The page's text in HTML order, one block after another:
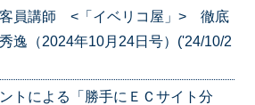
員講師 <「イベリコ屋」> 徹底
逸（2024年10月24日号）('24/10/2
トによる「勝手にＥＣサイト分